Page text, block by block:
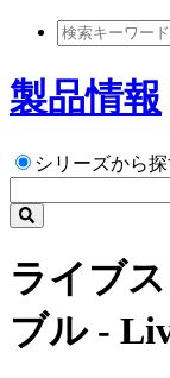
製品情報
シリーズから
ライブ
ブル -